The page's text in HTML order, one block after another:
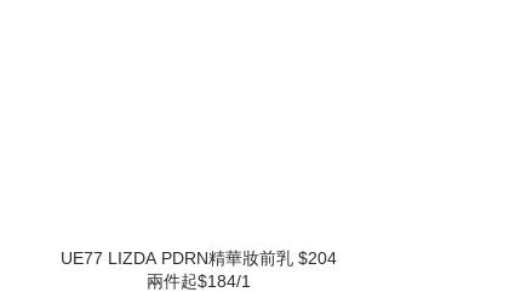
UE77 LIZDA PDRN精華妝前乳 $204
兩件起$184/1